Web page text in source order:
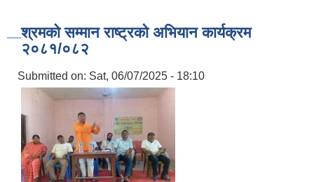
श्रमको सम्मान राष्ट्रको अभियान कार्यक्रम
२०८१/०८२
Submitted on: Sat, 06/07/2025 - 18:10